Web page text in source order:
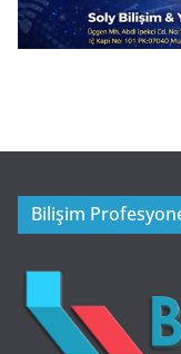
Bilişim